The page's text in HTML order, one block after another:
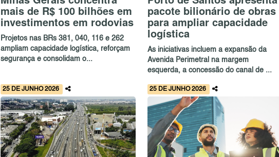
mais de R$ 100 bilhões em
investimentos em rodovias
Projetos nas BRs 381, 040, 116 e 262
ampliam capacidade logística, reforçam
segurança e consolidam o...
pacote bilionário de obras
para ampliar capacidade
logística
As iniciativas incluem a expansão da
Avenida Perimetral na margem
esquerda, a concessão do canal de ...
25 DE JUNHO 2026 25 DE JUNHO 2026